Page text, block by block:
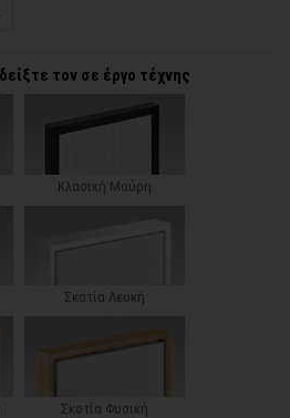
τον σε έργο τέχνης
Κλασική Μαύρη
Σκοτία Λευκή
Σκοτία Φυσική